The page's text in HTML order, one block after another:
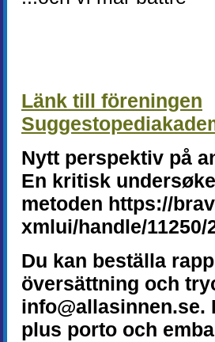
Länk till föreningen
Nytt perspektiv på
En kritisk
metoden https://
xmlui/handle/11250/
Du kan beställa
översättning och
info@allasinnen.se.
plus porto och